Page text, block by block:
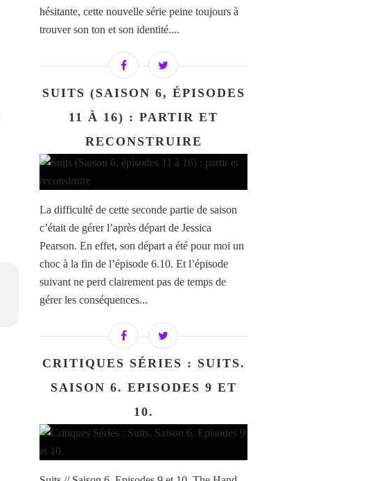
hésitante, cette nouvelle série peine toujours à
trouver son ton et son identité....
SUITS (SAISON 6, ÉPISODES
11 À 16) : PARTIR ET
RECONSTRUIRE
La difficulté de cette seconde partie de saison
c’était de gérer l’après départ de Jessica
Pearson. En effet, son départ a été pour moi un
choc à la fin de l’épisode 6.10. Et l’épisode
suivant ne perd clairement pas de temps de
gérer les conséquences...
CRITIQUES SÉRIES : SUITS.
SAISON 6. EPISODES 9 ET
10.